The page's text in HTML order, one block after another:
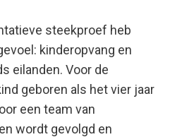
steekproef heb
kinderopvang en
eilanden. Voor de
geboren als het vier jaar
een team van
wordt gevolgd en